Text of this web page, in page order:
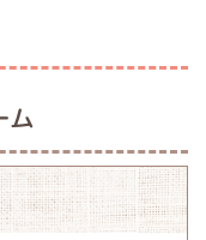
ム